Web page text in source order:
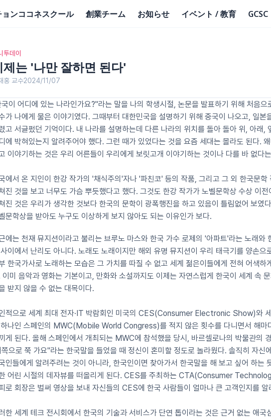
투데이
제는 '나만 잘하면 된다'
홍 교수2024/11/07
이 어디에 있는 나라인가요?"라는 말을 나의 학생시절, 논문을 발표하기 위해 처음으
가 나에게 물은 이야기였다. 그때부터 대한민국을 설명하기 위해 중국이 나오고, 일본
고 서글펐던 기억이다. 내 나라를 설명하는데 다른 나라의 위치를 돌아 돌아 위, 아래,
에 박혀있는지 알려주어야 했다. 그런 때가 있었다는 것을 요즘 세대는 몰라도 된다.
이야기하는 것은 우리 어른들이 우리에게 보릿고개 이야기하는 것이나 다를 바 없다
에서 온 지인이 한강 작가의 '채식주의'자나 '파친코' 등의 작품, 그리고 그 외 한국문학
진 것을 보고 너무도 가슴 뿌듯했다고 했다. 그것도 한강 작가가 노벨문학상 수상 이전
진 것은 우리가 생각한 것보다 한국의 문학이 광폭행진을 하고 있음이 틀림없어 보였
문학상을 받아도 누구도 이상하게 보지 않아도 되는 이유인가 보다.
에는 천재 뮤지션이라고 불리는 브루노 마스와 한국 가수 로제의 '아파트'라는 노래와
이에서 난리도 아니다. 노래도 노래이지만 해외 유명 뮤지션이 우리 태극기를 양손으
한국가사로 노래하는 모습은 그 가치를 따질 수 없고 세계 젊은이들에게 전혀 어색하
이미 음악과 영화는 기본이고, 만화와 소설까지도 이제는 자연스럽게 한국이 세계 속
받지 않을 수 없는 대목이다.
적으로 세계 최대 전자·IT 박람회인 미국의 CES(Consumer Electronic Show)와
나인 스페인의 MWC(Mobile World Congress)를 적지 않은 횟수를 다니면서 해마
게 된다. 올해 스페인에서 개최되는 MWC에 참석했을 당시, 바르셀로나의 박물관의
으로 쭉 가요"라는 한국말을 들었을 때 정신이 혼미할 정도로 놀라웠다. 솔직히 자신
인들에게 알려주려는 것이 아니라, 한국인이면 찾아가서 한국말을 해 보고 싶어 하는
어린 시절의 데자뷰를 떠올리게 된다. CES를 주최하는 CTA(Consumer
로 회장은 벌써 영상을 보내 자신들의 CES에 한국 사람들이 얼마나 큰 고객인지를 알
한 세계 테크 전시회에서 한국의 기술과 서비스가 단연 톱이라는 것은 근거 없는 애국
ョンココネスクール 創業チーム お知らせ イベント / 教育 GCSC